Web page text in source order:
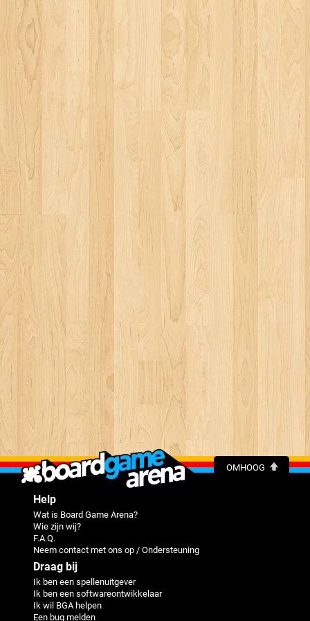
OMHOOG
Help
Wat is Board Game Arena?
Wie zijn wij?
F.A.Q.
Neem contact met ons op / Ondersteuning
Draag bij
Ik ben een spellenuitgever
Ik ben een softwareontwikkelaar
Ik wil BGA helpen
Een bug melden